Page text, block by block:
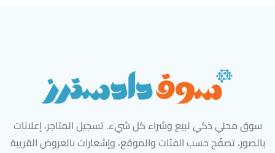
سوق محلي ذكي لبيع وشراء كل شيء. تسجيل المتاجر، إعلانات
بالصور، تصفّح حسب الفئات والموقع، وإشعارات بالعروض القريبة